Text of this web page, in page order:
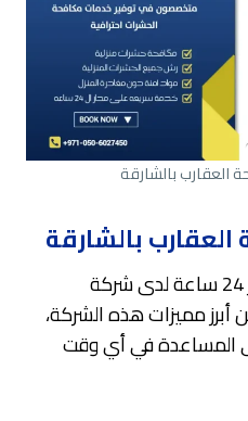
بالشارقة
بالشارقة
تعد خدمة التواصل على مدار 24 ساعة لدى شركة
مميزات هذه الشركة،
المساعدة في أي وقت